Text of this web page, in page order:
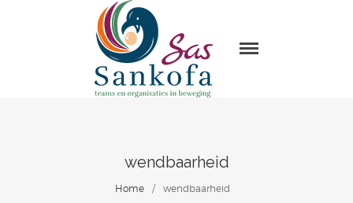
Home
Over Sas Sankofa
Sas Sankofa
wendbaarheid
Home / wendbaarheid